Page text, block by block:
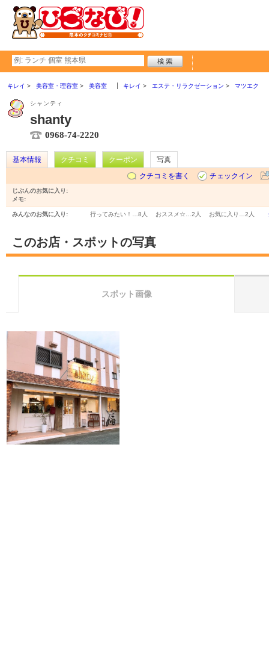
キレイ 美容室・理容室 美容室 キレイ エステ・リラクゼーション マツエク
シャンティ
shanty
0968-74-2220
基本情報 クチコミ クーポン
写真
クチコミを書く
チェックイン
じぶんのお気に入り:
メモ:
みんなのお気に入り: 行ってみたい！… 8人 おススメ☆… 2人 お気に入り… 2人
このお店・スポットの写真
スポット画像